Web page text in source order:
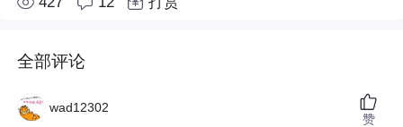
全部评论
wad12302
赞